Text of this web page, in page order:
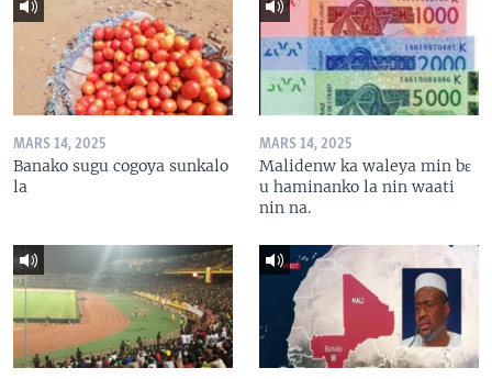
MARS 14, 2025
Banako sugu cogoya sunkalo
la
MARS 14, 2025
Malidenw ka waleya min bɛ
u haminanko la nin waati
nin na.